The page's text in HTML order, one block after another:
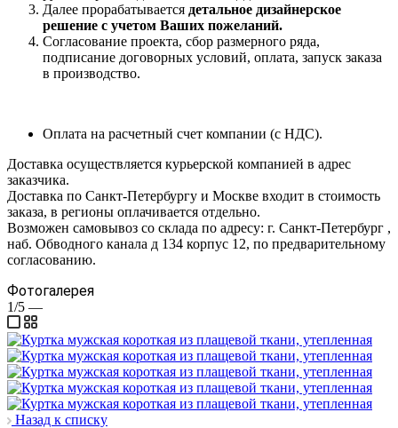
Далее прорабатывается детальное дизайнерское
решение с учетом Ваших пожеланий.
Согласование проекта, сбор размерного ряда,
подписание договорных условий, оплата, запуск заказа
в производство.
Оплата на расчетный счет компании (с НДС).
Доставка осуществляется курьерской компанией в адрес
заказчика.
Доставка по Санкт-Петербургу и Москве входит в стоимость
заказа, в регионы оплачивается отдельно.
Возможен самовывоз со склада по адресу: г. Санкт-Петербург ,
наб. Обводного канала д 134 корпус 12, по предварительному
согласованию.
Фотогалерея
1/5 —
Назад к списку